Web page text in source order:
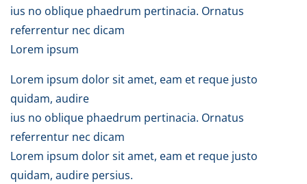
ius no oblique phaedrum pertinacia. Ornatus
referrentur nec dicam
Lorem ipsum
Lorem ipsum dolor sit amet, eam et reque justo
quidam, audire
ius no oblique phaedrum pertinacia. Ornatus
referrentur nec dicam
Lorem ipsum dolor sit amet, eam et reque justo
quidam, audire persius.